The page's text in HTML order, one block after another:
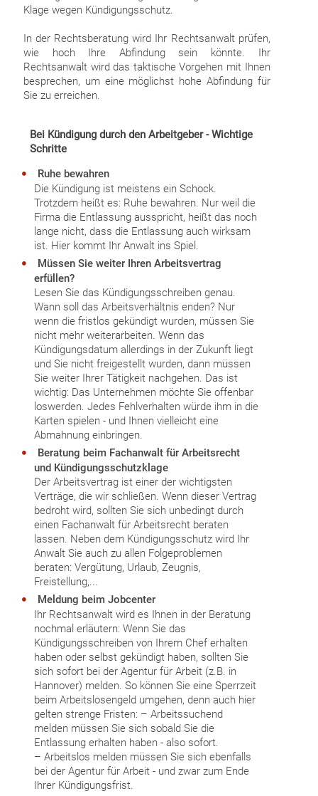
Klage wegen Kündigungsschutz.
In der Rechtsberatung wird Ihr Rechtsanwalt prüfen,
wie hoch Ihre Abfindung sein könnte. Ihr
Rechtsanwalt wird das taktische Vorgehen mit Ihnen
besprechen, um eine möglichst hohe Abfindung für
Sie zu erreichen.
Bei Kündigung durch den Arbeitgeber - Wichtige
Schritte
Ruhe bewahren
Die Kündigung ist meistens ein Schock.
Trotzdem heißt es: Ruhe bewahren. Nur weil die
Firma die Entlassung ausspricht, heißt das noch
lange nicht, dass die Entlassung auch wirksam
ist. Hier kommt Ihr Anwalt ins Spiel.
Müssen Sie weiter Ihren Arbeitsvertrag
erfüllen?
Lesen Sie das Kündigungsschreiben genau.
Wann soll das Arbeitsverhältnis enden? Nur
wenn die fristlos gekündigt wurden, müssen Sie
nicht mehr weiterarbeiten. Wenn das
Kündigungsdatum allerdings in der Zukunft liegt
und Sie nicht freigestellt wurden, dann müssen
Sie weiter Ihrer Tätigkeit nachgehen. Das ist
wichtig: Das Unternehmen möchte Sie offenbar
loswerden. Jedes Fehlverhalten würde ihm in die
Karten spielen - und Ihnen vielleicht eine
Abmahnung einbringen.
Beratung beim Fachanwalt für Arbeitsrecht
und Kündigungsschutzklage
Der Arbeitsvertrag ist einer der wichtigsten
Verträge, die wir schließen. Wenn dieser Vertrag
bedroht wird, sollten Sie sich unbedingt durch
einen Fachanwalt für Arbeitsrecht beraten
lassen. Neben dem Kündigungsschutz wird Ihr
Anwalt Sie auch zu allen Folgeproblemen
beraten: Vergütung, Urlaub, Zeugnis,
Freistellung,...
Meldung beim Jobcenter
Ihr Rechtsanwalt wird es Ihnen in der Beratung
nochmal erläutern: Wenn Sie das
Kündigungsschreiben von Ihrem Chef erhalten
haben oder selbst gekündigt haben, sollten Sie
sich sofort bei der Agentur für Arbeit (z.B. in
Hannover) melden. So können Sie eine Sperrzeit
beim Arbeitslosengeld umgehen, denn auch hier
gelten strenge Fristen: – Arbeitssuchend
melden müssen Sie sich sobald Sie die
Entlassung erhalten haben - also sofort.
– Arbeitslos melden müssen Sie sich ebenfalls
bei der Agentur für Arbeit - und zwar zum Ende
Ihrer Kündigungsfrist.